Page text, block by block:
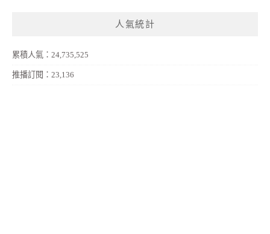
人氣統計
累積人氣：24,735,525
推播訂閱：23,136